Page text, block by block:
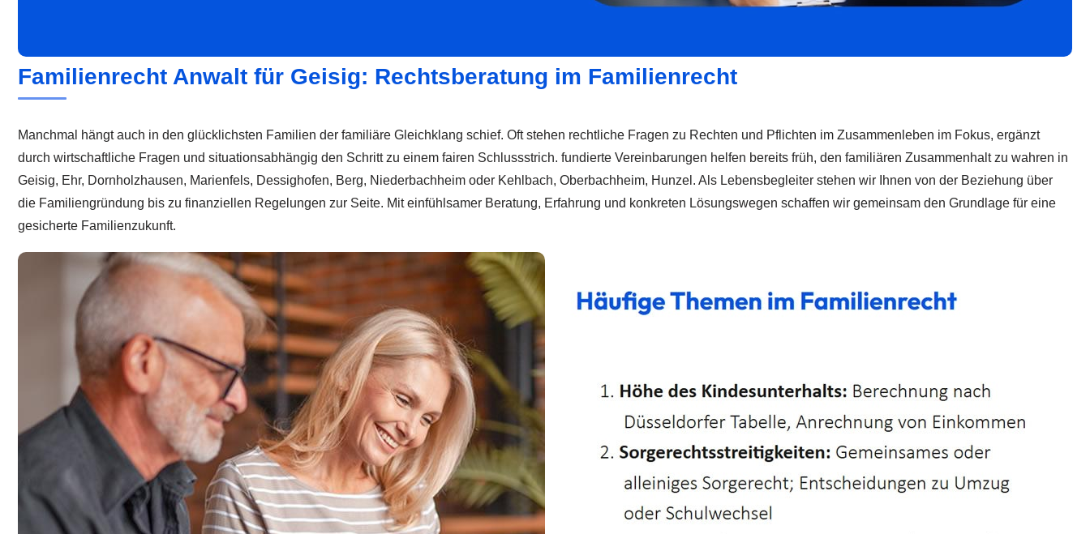
Familienrecht Anwalt für Geisig: Rechtsberatung im Familienrecht
Manchmal hängt auch in den glücklichsten Familien der familiäre Gleichklang schief. Oft stehen rechtliche Fragen zu Rechten und Pflichten im Zusammenleben im Fokus, ergänzt
durch wirtschaftliche Fragen und situationsabhängig den Schritt zu einem fairen Schlussstrich. fundierte Vereinbarungen helfen bereits früh, den familiären Zusammenhalt zu wahren in
Geisig, Ehr, Dornholzhausen, Marienfels, Dessighofen, Berg, Niederbachheim oder Kehlbach, Oberbachheim, Hunzel. Als Lebensbegleiter stehen wir Ihnen von der Beziehung über
die Familiengründung bis zu finanziellen Regelungen zur Seite. Mit einfühlsamer Beratung, Erfahrung und konkreten Lösungswegen schaffen wir gemeinsam den Grundlage für eine
gesicherte Familienzukunft.